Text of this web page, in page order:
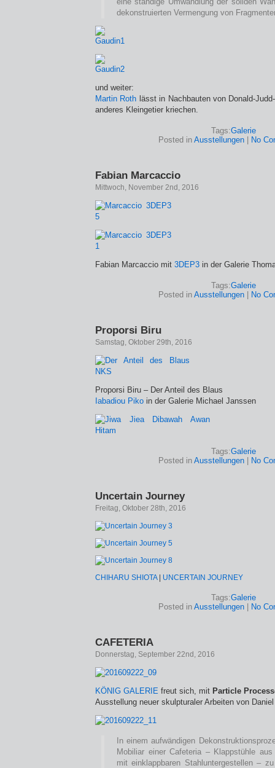
dekonstruierten Vermengung von
und weiter:
Martin Roth lässt in Nachbauten von Donald-
anderes Kleingetier kriechen.
Tags:Galerie
Posted in Ausstellungen| No
Fabian Marcaccio
Mittwoch, November 2nd, 2016
Fabian Marcaccio mit 3DEP3 in der Galerie
Tags:Galerie
Posted in Ausstellungen| No
Proporsi Biru
Samstag, Oktober 29th, 2016
Proporsi Biru – Der Anteil des Blaus
Iabadiou Piko in der Galerie Michael Janssen
Tags:Galerie
Posted in Ausstellungen| No
Uncertain Journey
Freitag, Oktober 28th, 2016
CHIHARU SHIOTA| UNCERTAIN JOURNEY
Tags:Galerie
Posted in Ausstellungen| No
CAFETERIA
Donnerstag, September 22nd, 2016
KÖNIG GALERIE freut sich, mit Particle
Ausstellung neuer skulpturaler Arbeiten von
In einem aufwändigen
Mobiliar einer Cafeteria – Klappstühle
mit einklappbaren Stahluntergestellen –